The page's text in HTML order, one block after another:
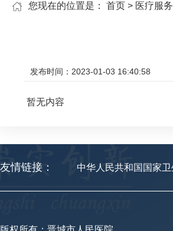
您现在的位置是： 首页 > 医疗服务
发布时间：2023-01-03 16:40:58
暂无内容
友情链接： 中华人民共和国国家